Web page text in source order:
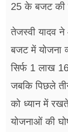
25 के बजट की
तेजस्वी यादव
बजट में योजना
सिर्फ 1 लाख
जबकि पिछले
को ध्यान में
योजनाओं की